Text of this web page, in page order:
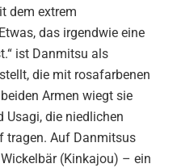
dem extrem
das irgendwie eine
ist Danmitsu als
die mit rosafarbenen
Armen wiegt sie
Usagi, die niedlichen
tragen. Auf Danmitsus
(Kinkajou) – ein